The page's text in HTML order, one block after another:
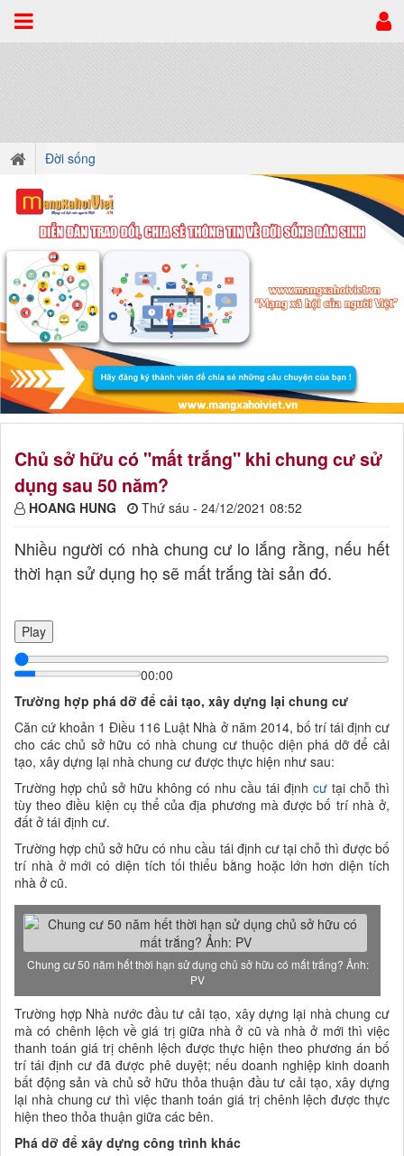
Đời sống
Chủ sở hữu có "mất trắng" khi chung cư sử
dụng sau 50 năm?
HOANG HUNG Thứ sáu - 24/12/2021 08:52
Nhiều người có nhà chung cư lo lắng rằng, nếu hết
thời hạn sử dụng họ sẽ mất trắng tài sản đó.
Play
00:00
Trường hợp phá dỡ để cải tạo, xây dựng lại chung cư
Căn cứ khoản 1 Điều 116 Luật Nhà ở năm 2014, bố trí tái định cư
cho các chủ sở hữu có nhà chung cư thuộc diện phá dỡ để cải
tạo, xây dựng lại nhà chung cư được thực hiện như sau:
Trường hợp chủ sở hữu không có nhu cầu tái định cư tại chỗ thì
tùy theo điều kiện cụ thể của địa phương mà được bố trí nhà ở,
đất ở tái định cư.
Trường hợp chủ sở hữu có nhu cầu tái định cư tại chỗ thì được bố
trí nhà ở mới có diện tích tối thiểu bằng hoặc lớn hơn diện tích
nhà ở cũ.
Chung cư 50 năm hết thời hạn sử dụng chủ sở hữu có mất trắng? Ảnh:
PV
Trường hợp Nhà nước đầu tư cải tạo, xây dựng lại nhà chung cư
mà có chênh lệch về giá trị giữa nhà ở cũ và nhà ở mới thì việc
thanh toán giá trị chênh lệch được thực hiện theo phương án bố
trí tái định cư đã được phê duyệt; nếu doanh nghiệp kinh doanh
bất động sản và chủ sở hữu thỏa thuận đầu tư cải tạo, xây dựng
lại nhà chung cư thì việc thanh toán giá trị chênh lệch được thực
hiện theo thỏa thuận giữa các bên.
Phá dỡ để xây dựng công trình khác